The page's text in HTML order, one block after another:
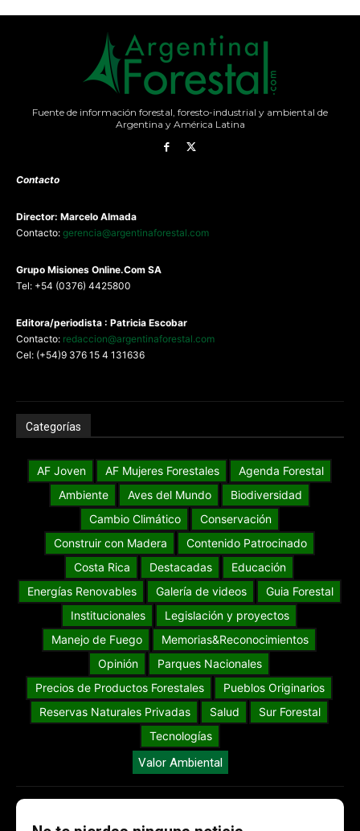
Fuente de información forestal, foresto-industrial y ambiental de
Argentina y América Latina
Contacto
Director: Marcelo Almada
Contacto: gerencia@argentinaforestal.com
Grupo Misiones Online.Com SA
Tel: +54 (0376) 4425800
Editora/periodista : Patricia Escobar
Contacto: redaccion@argentinaforestal.com
Cel: (+54)9 376 15 4 131636
Categorías
AF Joven AF Mujeres Forestales
Agenda Forestal
Ambiente
Aves del Mundo
Biodiversidad
Cambio Climático
Conservación
Construir con Madera
Contenido Patrocinado
Costa Rica
Destacadas
Educación
Energías Renovables
Galería de videos
Guia Forestal
Institucionales
Legislación y proyectos
Manejo de Fuego
Memorias&Reconocimientos
Opinión
Parques Nacionales
Precios de Productos Forestales
Pueblos Originarios
Reservas Naturales Privadas
Salud
Sur Forestal
Tecnologías
Valor Ambiental